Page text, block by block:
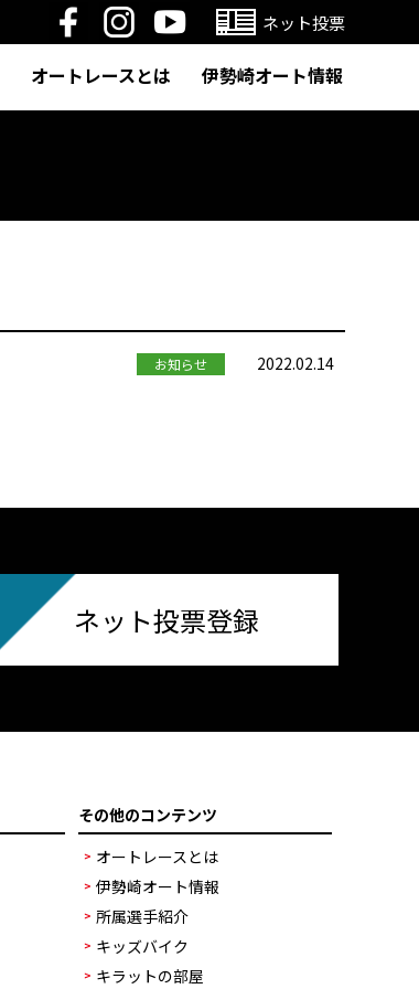
ネット投票
オートレースとは 伊勢崎オート情報
お知らせ 2022.02.14
ネット投票登録
その他のコンテンツ
オートレースとは
伊勢崎オート情報
所属選手紹介
キッズバイク
キラットの部屋